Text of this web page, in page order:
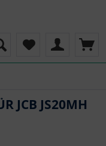
JCB JS20MH